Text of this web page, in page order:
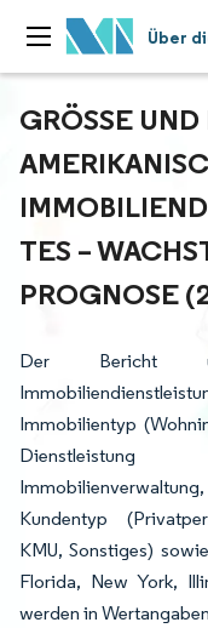
Über
GRÖSSE UND
ES –
ROGNOSE
Der Bericht
Immobilientyp
Kundentyp
KMU, Sonstiges)
Florida, New York,
werden in